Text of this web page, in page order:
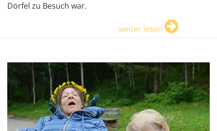
Dörfel zu Besuch war.
weiter lesen